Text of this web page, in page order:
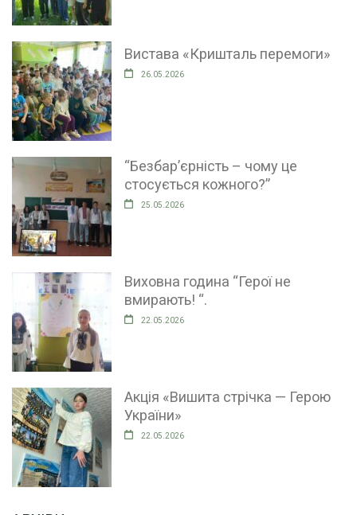
Вистава «Кришталь перемоги»
26.05.2026
“Безбар’єрність – чому це
стосується кожного?”
25.05.2026
Виховна година “Герої не
вмирають! “.
22.05.2026
Акція «Вишита стрічка — Герою
України»
22.05.2026